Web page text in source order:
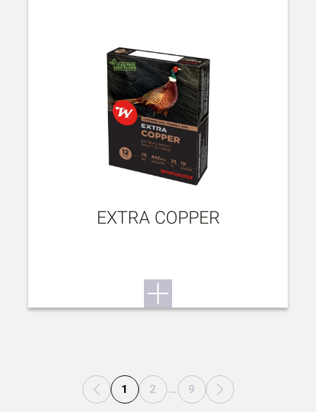
EXTRA COPPER
1 2 … 9